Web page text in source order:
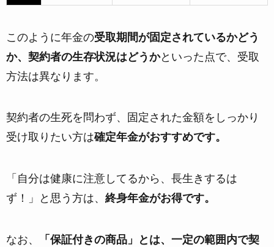
このように年金の受取期間が固定されているかどう
か、契約者の生存状況はどうかといった点で、受取
方法は異なります。
契約者の生死を問わず、固定された金額をしっかり
受け取りたい方は確定年金がおすすめです。
「自分は健康に注意してるから、長生きするは
ず！」と思う方は、 終身年金がお得です。
なお、
「保証付きの商品」とは、一定の範囲内で契